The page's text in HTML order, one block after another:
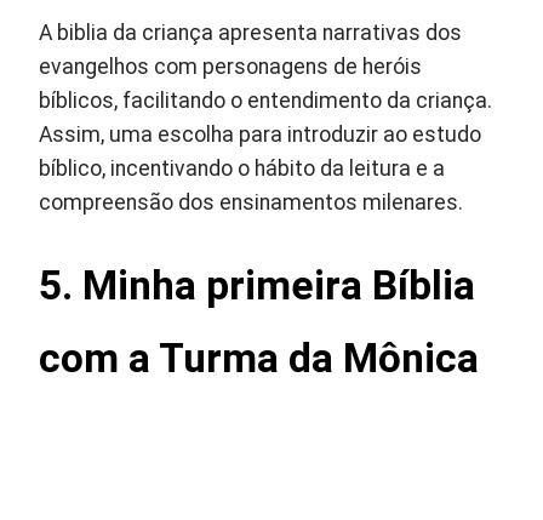
A biblia da criança apresenta narrativas dos
evangelhos com personagens de heróis
bíblicos, facilitando o entendimento da criança.
Assim, uma escolha para introduzir ao estudo
bíblico, incentivando o hábito da leitura e a
compreensão dos ensinamentos milenares.
5. Minha primeira Bíblia
com a Turma da Mônica